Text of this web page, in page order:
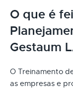
O que é
Gestaum
O Treinamento
as empresas e